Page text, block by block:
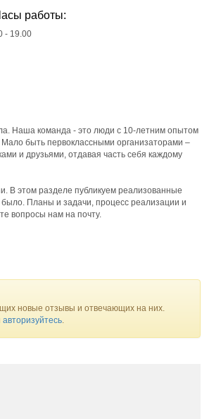
работы:
- 19.00
Наша команда - это люди с 10-летним опытом
быть первоклассными организаторами –
и друзьями, отдавая часть себя каждому
В этом разделе публикуем реализованные
было. Планы и задачи, процесс реализации и
вопросы нам на почту.
новые отзывы и отвечающих на них.
авторизуйтесь.